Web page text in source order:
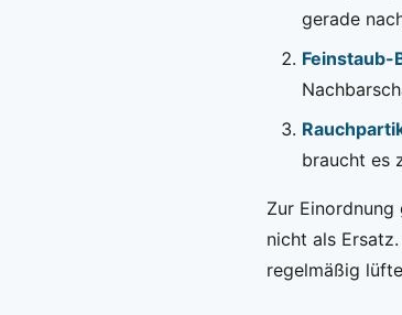
gerade
Feinstaub-
braucht es
Zur
nicht als
regelmäßig